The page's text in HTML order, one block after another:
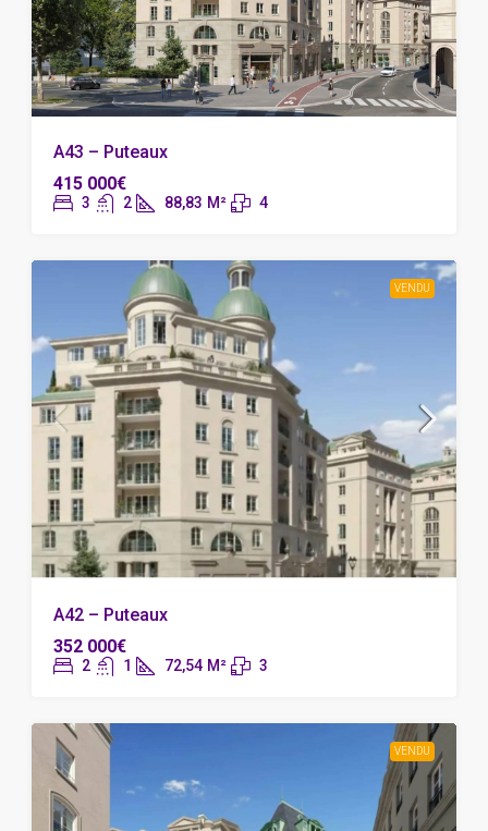
A43 – Puteaux
415 000€
3 2 88,83 M² 4
VENDU
A42 – Puteaux
352 000€
2 1 72,54 M² 3
VENDU